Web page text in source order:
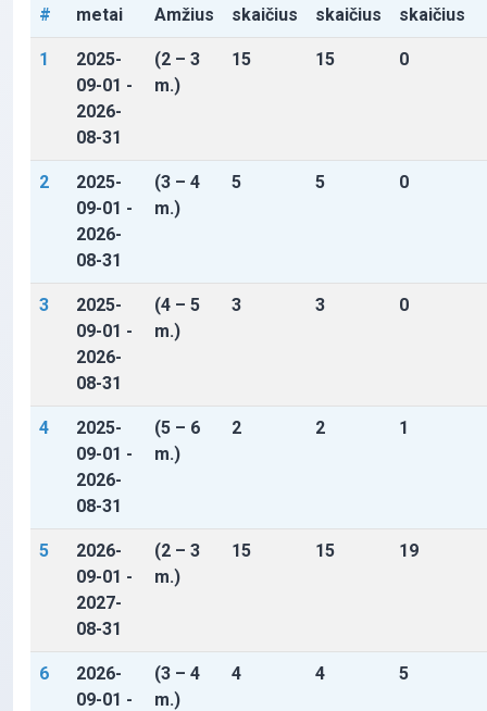
#
metai
Amžius
skaičius
skaičius
skaičius
1
2025-
09-01 -
2026-
08-31
(2 – 3
m.)
15 15 0
2
2025-
09-01 -
2026-
08-31
(3 – 4
m.)
5 5 0
3
2025-
09-01 -
2026-
08-31
(4 – 5
m.)
3 3 0
4
2025-
09-01 -
2026-
08-31
(5 – 6
m.)
2 2 1
5
2026-
09-01 -
2027-
08-31
(2 – 3
m.)
15 15 19
6
2026-
09-01 -
(3 – 4
m.)
4 4 5